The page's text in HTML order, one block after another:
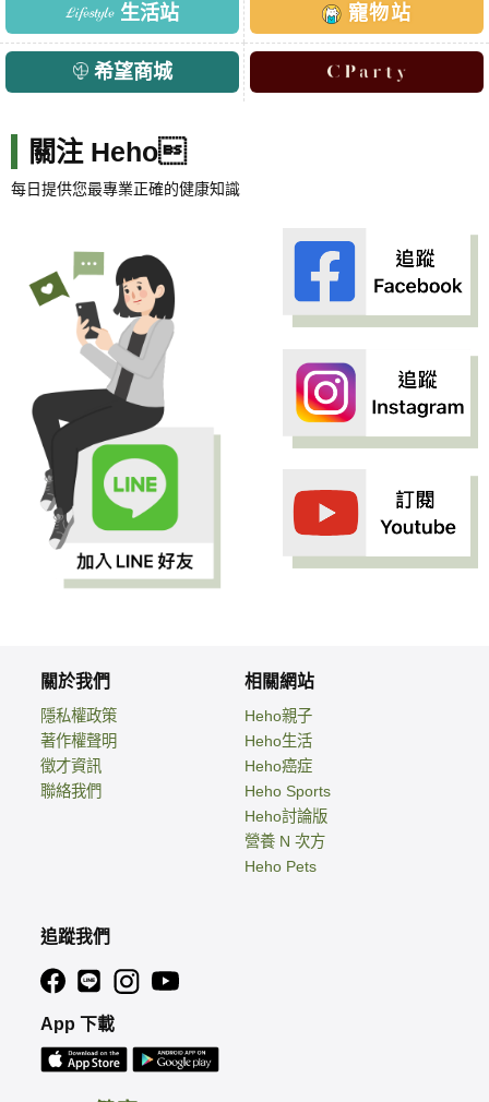
生活站 寵物站
希望商城
關注 Heho
每日提供您最專業正確的健康知識
關於我們
隱私權政策
著作權聲明
徵才資訊
聯絡我們
相關網站
Heho親子
Heho生活
Heho癌症
Heho Sports
Heho討論版
營養 N 次方
Heho Pets
追蹤我們
App 下載